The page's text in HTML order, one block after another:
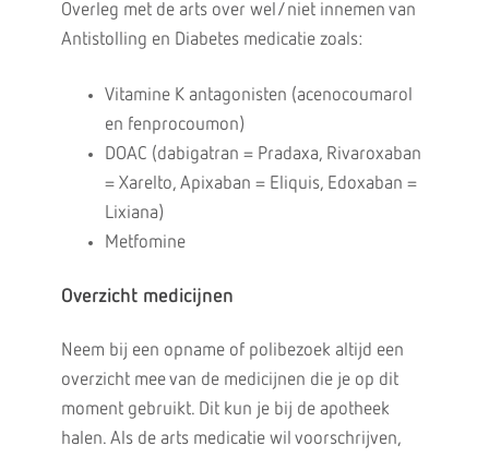
Overleg met de arts over wel/niet innemen van
Antistolling en Diabetes medicatie zoals:
Vitamine K antagonisten (acenocoumarol
en fenprocoumon)
DOAC (dabigatran = Pradaxa, Rivaroxaban
= Xarelto, Apixaban = Eliquis, Edoxaban =
Lixiana)
Metfomine
Overzicht medicijnen
Neem bij een opname of polibezoek altijd een
overzicht mee van de medicijnen die je op dit
moment gebruikt. Dit kun je bij de apotheek
halen. Als de arts medicatie wil voorschrijven,